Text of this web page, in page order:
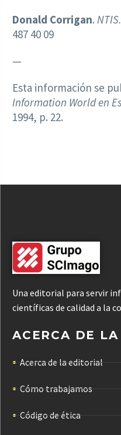
Donald Corrigan. NTIS.
487 40 09
—
Esta información se
Information World en
1994, p. 22.
Una editorial para servir
científicas de calidad a la
ACERCA DE
Acerca de la editorial
Cómo trabajamos
Código de ética